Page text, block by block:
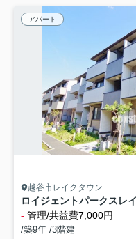
アパート
越谷市レイクタウン
ロイジェントパークスレ
- 管理/共益費7,000円
/築9年 /3階建